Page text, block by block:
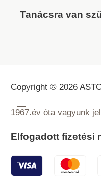
Tanácsra van
Copyright © 2026
1967.év óta vagyunk
Elfogadott fizetési